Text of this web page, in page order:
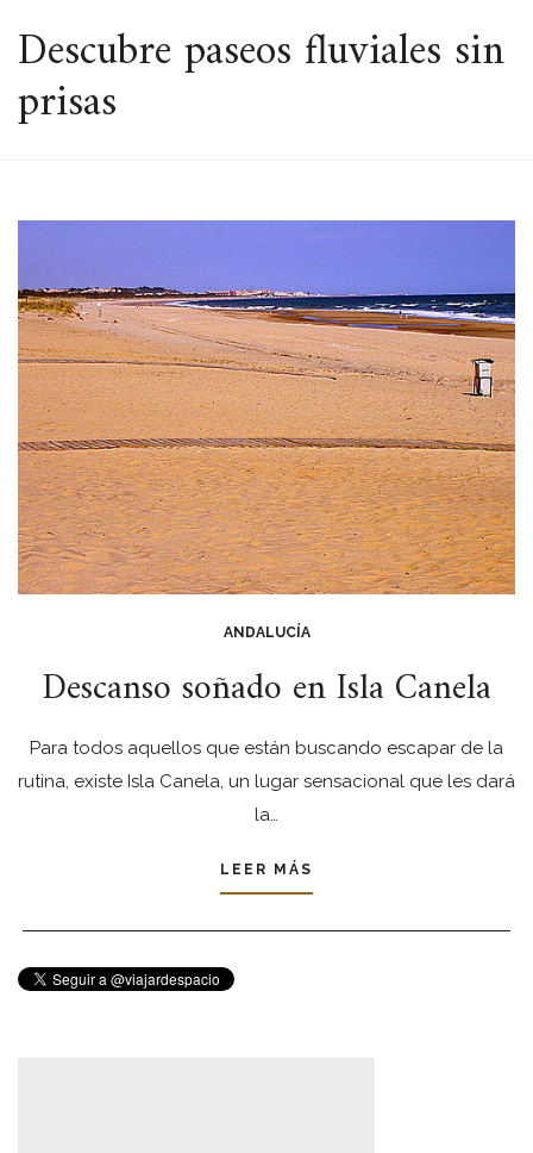
ESPACIO
Descubre paseos fluviales sin
prisas
ANDALUCÍA
Descanso soñado en Isla Canela
Para todos aquellos que están buscando escapar de la
rutina, existe Isla Canela, un lugar sensacional que les dará
la…
LEER MÁS